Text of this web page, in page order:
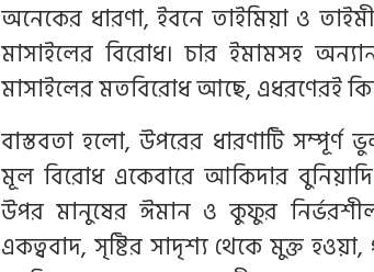
অনেকের ধারণা, ইবনে তাইমিয়া ও
মাসাইলের বিরোধ। চার ইমামসহ
মাসাইলের মতবিরোধ আছে, এধরণেরই
বাস্তবতা হলো, উপরের ধারণাটি
মূল বিরোধ একেবারে আকিদার
উপর মানুষের ঈমান ও কুফুর
একত্ববাদ, সৃষ্টির সাদৃশ্য থেকে মুক্ত হওয়া,